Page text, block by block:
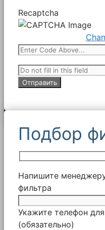
Recaptcha
Подбор
Напишите
фильтра
Укажите телефон
(обязательно)